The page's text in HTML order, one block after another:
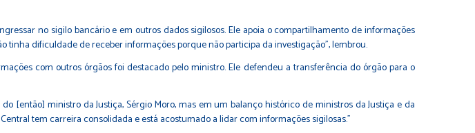
no sigilo bancário e em outros dados sigilosos. Ele apoia o compartilhamento de informações
dificuldade de receber informações porque não participa da investigação”, lembrou.
com outros órgãos foi destacado pelo ministro. Ele defendeu a transferência do órgão para o
[então] ministro da Justiça, Sérgio Moro, mas em um balanço histórico de ministros da Justiça e da
tem carreira consolidada e está acostumado a lidar com informações sigilosas.”